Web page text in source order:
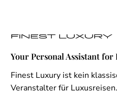
Your Personal Assistant
Finest Luxury ist kein
Veranstalter für